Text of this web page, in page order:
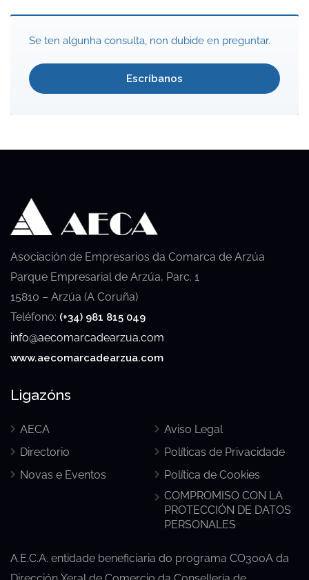
Se ten algunha consulta, non dubide en preguntar.
Escríbanos
Asociación de Empresarios da Comarca de Arzúa
Parque Empresarial de Arzúa, Parc. 1
15810 – Arzúa (A Coruña)
Teléfono: (+34) 981 815 049
info@aecomarcadearzua.com
www.aecomarcadearzua.com
Ligazóns
AECA
Directorio
Novas e Eventos
Aviso Legal
Políticas de Privacidade
Política de Cookies
COMPROMISO CON LA
PROTECCIÓN DE DATOS
PERSONALES
A.E.C.A. entidade beneficiaria do programa CO300A da